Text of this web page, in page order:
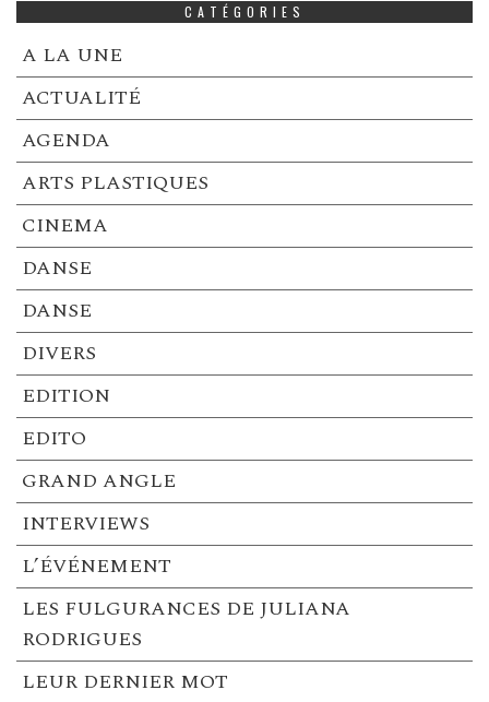
CATÉGORIES
A LA UNE
ACTUALITÉ
AGENDA
ARTS PLASTIQUES
CINEMA
DANSE
DANSE
DIVERS
EDITION
EDITO
GRAND ANGLE
INTERVIEWS
L’ÉVÉNEMENT
LES FULGURANCES DE JULIANA
RODRIGUES
LEUR DERNIER MOT